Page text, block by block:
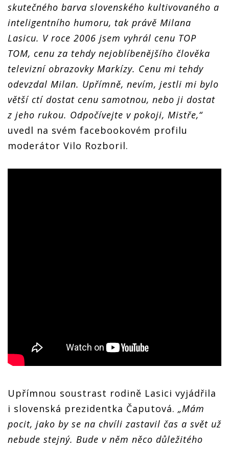
skutečného barva slovenského kultivovaného a
inteligentního humoru, tak právě Milana
Lasicu. V roce 2006 jsem vyhrál cenu TOP
TOM, cenu za tehdy nejoblíbenějšího člověka
televizní obrazovky Markízy. Cenu mi tehdy
odevzdal Milan. Upřímně, nevím, jestli mi bylo
větší ctí dostat cenu samotnou, nebo ji dostat
z jeho rukou. Odpočívejte v pokoji, Mistře,“
uvedl na svém facebookovém profilu
moderátor Vilo Rozboril.
Upřímnou soustrast rodině Lasici vyjádřila
i slovenská prezidentka Čaputová. „Mám
pocit, jako by se na chvíli zastavil čas a svět už
nebude stejný. Bude v něm něco důležitého